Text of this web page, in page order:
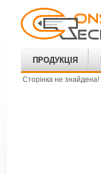
ПРОДУКЦІЯ
Сторінка не знайдена!